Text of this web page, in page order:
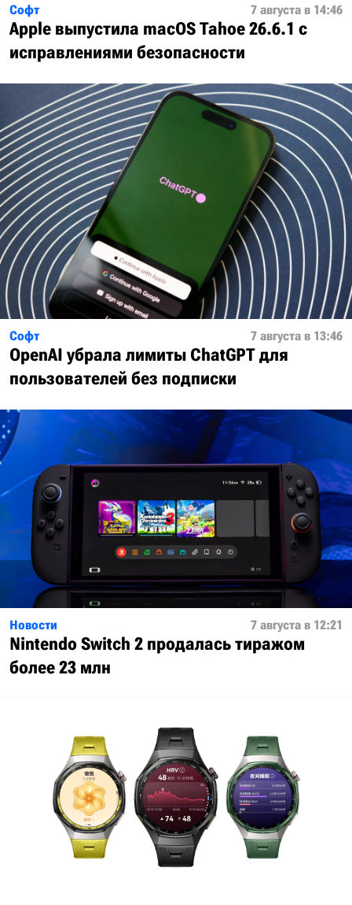
Софт 7 августа в 14:46
Apple выпустила macOS Tahoe 26.6.1 с
исправлениями безопасности
Софт 7 августа в 13:46
OpenAI убрала лимиты ChatGPT для
пользователей без подписки
Новости 7 августа в 12:21
Nintendo Switch 2 продалась тиражом
более 23 млн